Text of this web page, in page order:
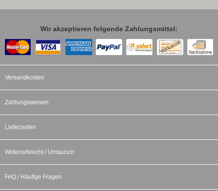
Wir akzeptieren folgende Zahlungsmittel:
Versandkosten
Zahlungsweisen
Lieferzeiten
Widerrufsrecht / Umtausch
FAQ / Häufige Fragen